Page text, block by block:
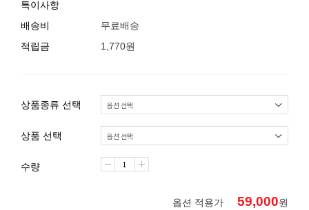
특이사항
배송비
무료배송
적립금
1,770원
상품종류 선택
상품 선택
수량
옵션 적용가 59,000원